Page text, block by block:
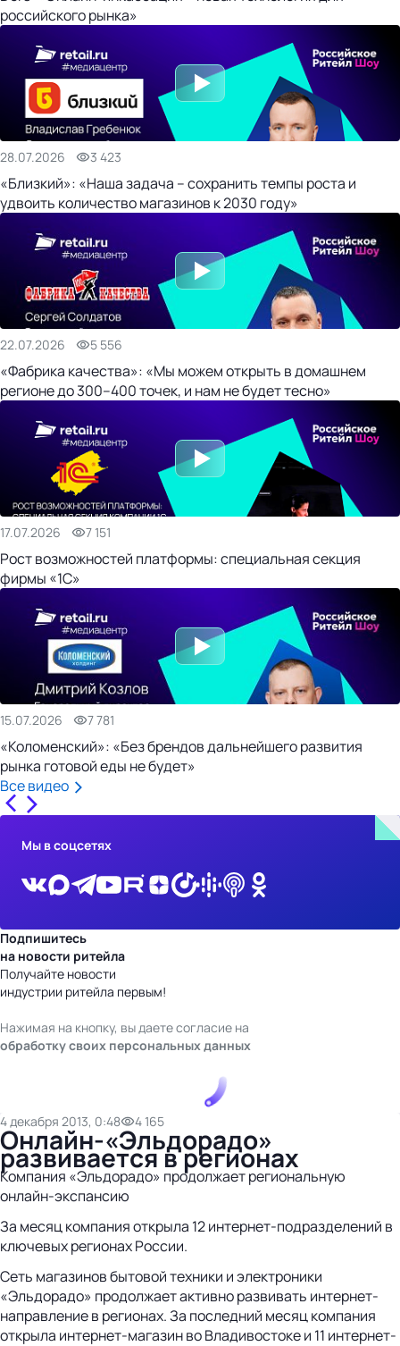
российского рынка»
28.07.2026 3 423
«Близкий»: «Наша задача – сохранить темпы роста и
удвоить количество магазинов к 2030 году»
22.07.2026 5 556
«Фабрика качества»: «Мы можем открыть в домашнем
регионе до 300–400 точек, и нам не будет тесно»
17.07.2026 7 151
Рост возможностей платформы: специальная секция
фирмы «1С»
15.07.2026 7 781
«Коломенский»: «Без брендов дальнейшего развития
рынка готовой еды не будет»
Все видео
Мы в соцсетях
Подпишитесь
на новости ритейла
Получайте новости
индустрии ритейла первым!
Нажимая на кнопку, вы даете согласие на
обработку своих персональных данных
4 декабря 2013, 0:48 4 165
Онлайн-«Эльдорадо»
развивается в регионах
Компания «Эльдорадо» продолжает региональную
онлайн-экспансию
За месяц компания открыла 12 интернет-подразделений в
ключевых регионах России.
Сеть магазинов бытовой техники и электроники
«Эльдорадо» продолжает активно развивать интернет-
направление в регионах. За последний месяц компания
открыла интернет-магазин во Владивостоке и 11 интернет-